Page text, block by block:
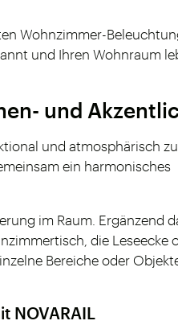
Wohnzimmer-
und Ihren Wohnraum
und
und atmosphärisch zu
ein harmonisches
im Raum. Ergänzend
die Leseecke
Bereiche oder
NOVARAIL